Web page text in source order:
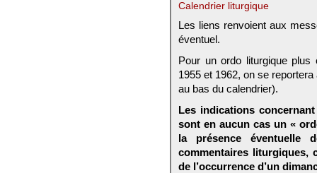
Calendrier liturgique
Les liens renvoient aux
éventuel.
Pour un ordo liturgique plus
1955 et 1962, on se
au bas du calendrier).
Les indications
sont en aucun cas un «
la présence éventuelle
commentaires liturgiques,
de l’occurrence d’un